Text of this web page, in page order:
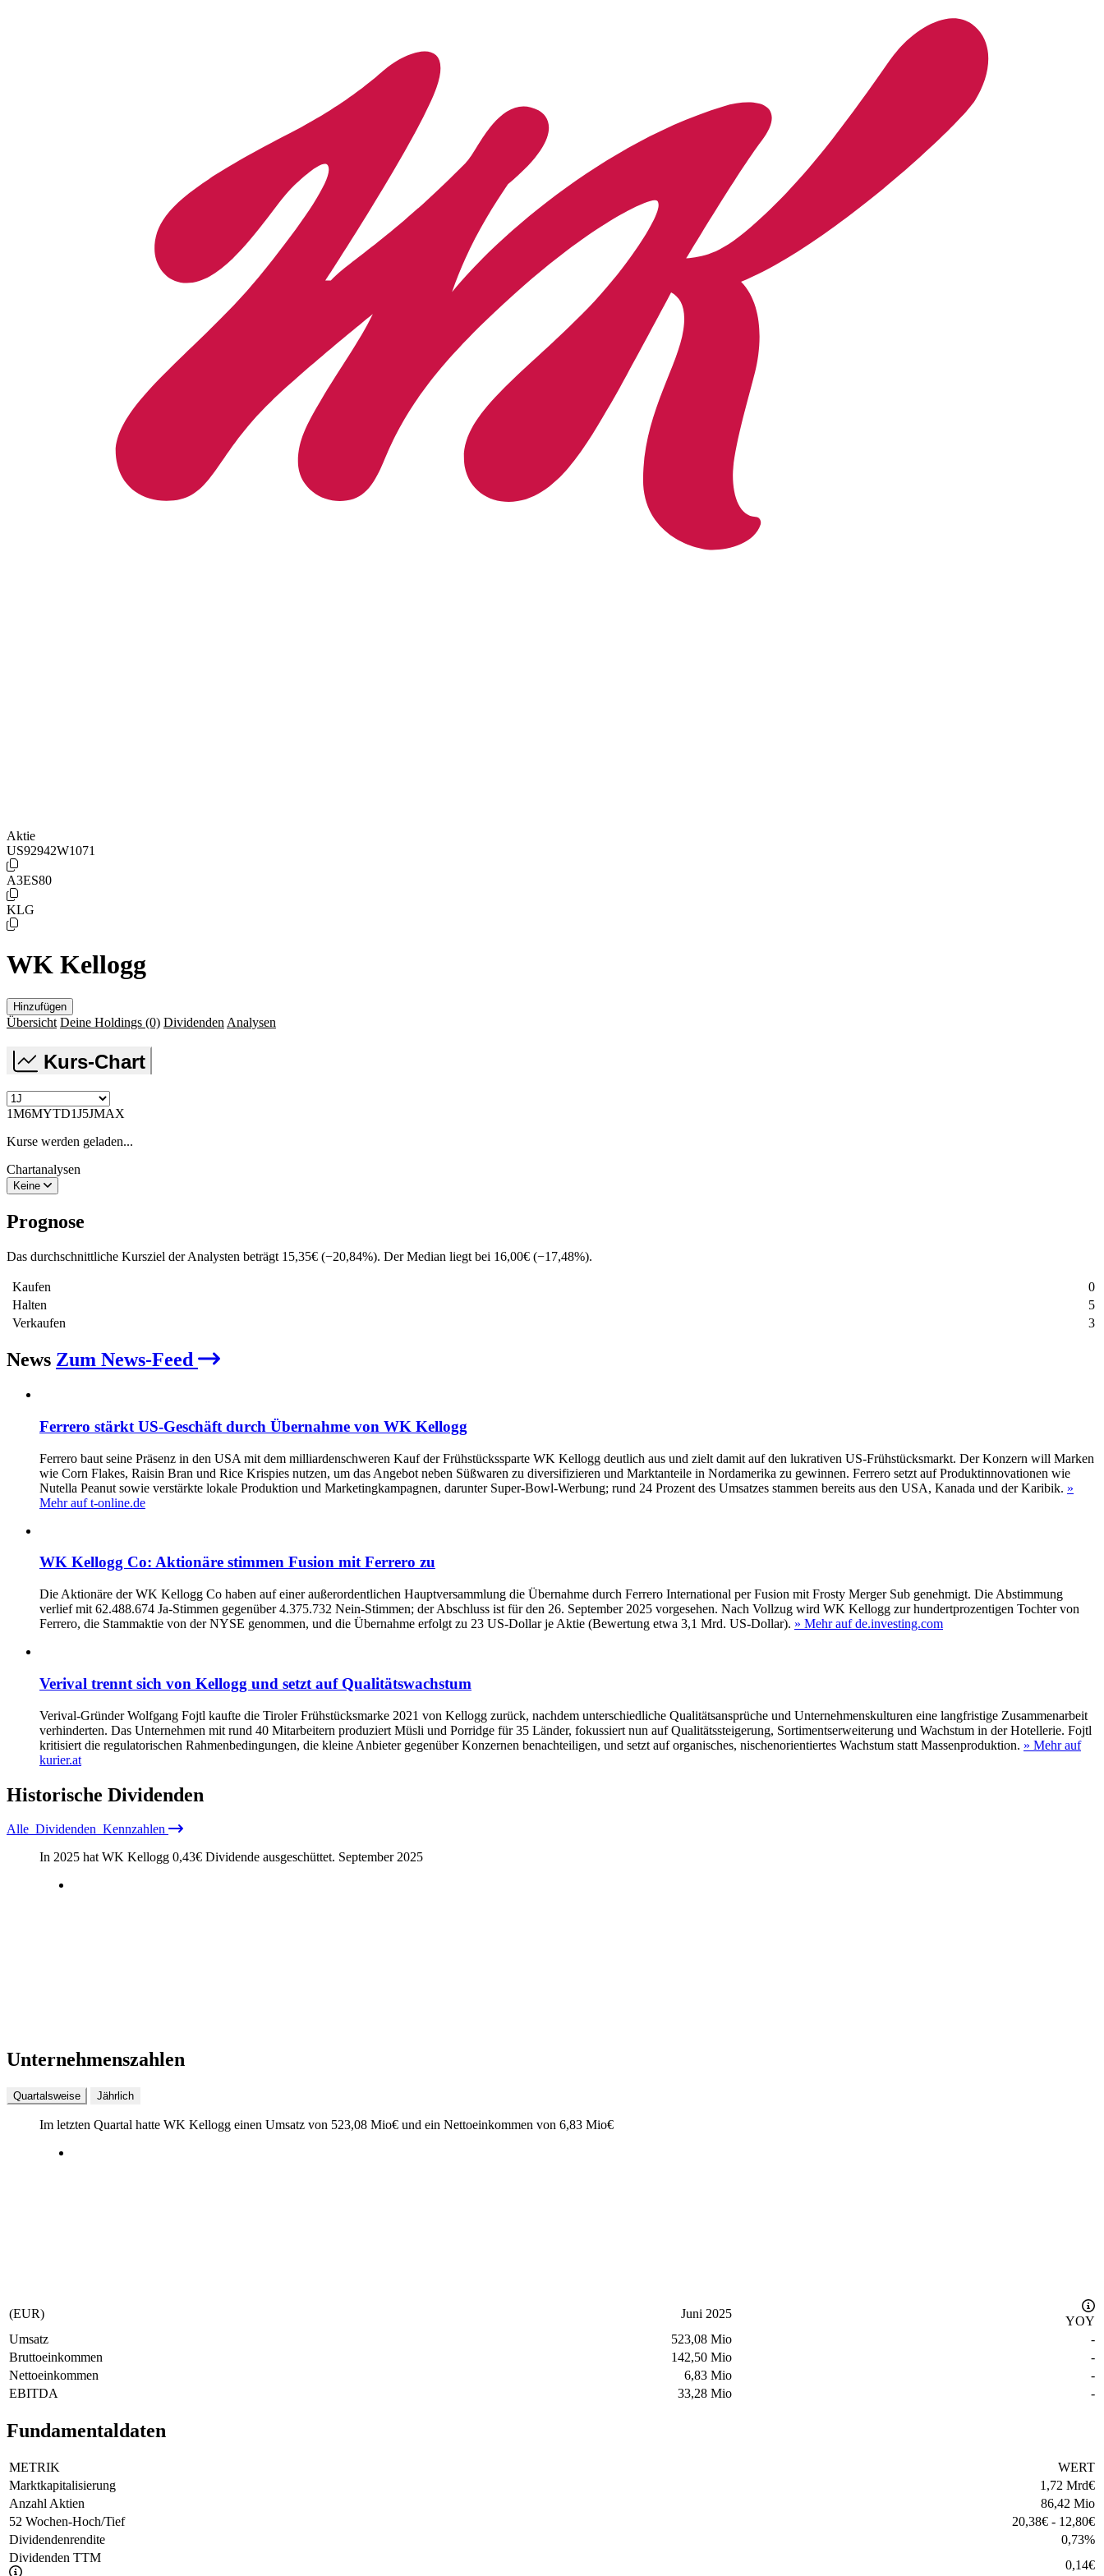
Aktie
US92942W1071
A3ES80
KLG
WK Kellogg
Hinzufügen
Übersicht Deine Holdings (0) Dividenden Analysen
Kurs-Chart
1M6MYTD1J5JMAX
Kurse werden geladen...
Chartanalysen
Keine
Prognose
Das durchschnittliche Kursziel der Analysten beträgt 15,35€ (−20,84%). Der Median liegt bei 16,00€ (−17,48%).
Kaufen
0
Halten
5
Verkaufen
3
News Zum News-Feed
Ferrero stärkt US-Geschäft durch Übernahme von WK Kellogg
Ferrero baut seine Präsenz in den USA mit dem milliardenschweren Kauf der Frühstückssparte WK Kellogg deutlich aus und zielt damit auf den lukrativen US-Frühstücksmarkt. Der Konzern will Marken
wie Corn Flakes, Raisin Bran und Rice Krispies nutzen, um das Angebot neben Süßwaren zu diversifizieren und Marktanteile in Nordamerika zu gewinnen. Ferrero setzt auf Produktinnovationen wie
Nutella Peanut sowie verstärkte lokale Produktion und Marketingkampagnen, darunter Super-Bowl-Werbung; rund 24 Prozent des Umsatzes stammen bereits aus den USA, Kanada und der Karibik. »
Mehr auf t-online.de
WK Kellogg Co: Aktionäre stimmen Fusion mit Ferrero zu
Die Aktionäre der WK Kellogg Co haben auf einer außerordentlichen Hauptversammlung die Übernahme durch Ferrero International per Fusion mit Frosty Merger Sub genehmigt. Die Abstimmung
verlief mit 62.488.674 Ja-Stimmen gegenüber 4.375.732 Nein-Stimmen; der Abschluss ist für den 26. September 2025 vorgesehen. Nach Vollzug wird WK Kellogg zur hundertprozentigen Tochter von
Ferrero, die Stammaktie von der NYSE genommen, und die Übernahme erfolgt zu 23 US-Dollar je Aktie (Bewertung etwa 3,1 Mrd. US-Dollar). » Mehr auf de.investing.com
Verival trennt sich von Kellogg und setzt auf Qualitätswachstum
Verival-Gründer Wolfgang Fojtl kaufte die Tiroler Frühstücksmarke 2021 von Kellogg zurück, nachdem unterschiedliche Qualitätsansprüche und Unternehmenskulturen eine langfristige Zusammenarbeit
verhinderten. Das Unternehmen mit rund 40 Mitarbeitern produziert Müsli und Porridge für 35 Länder, fokussiert nun auf Qualitätssteigerung, Sortimentserweiterung und Wachstum in der Hotellerie. Fojtl
kritisiert die regulatorischen Rahmenbedingungen, die kleine Anbieter gegenüber Konzernen benachteiligen, und setzt auf organisches, nischenorientiertes Wachstum statt Massenproduktion. » Mehr auf
kurier.at
Historische Dividenden
Alle Dividenden Kennzahlen
In 2025 hat WK Kellogg 0,43€ Dividende ausgeschüttet. September 2025
Unternehmenszahlen
Quartalsweise Jährlich
Im letzten Quartal hatte WK Kellogg einen Umsatz von 523,08 Mio€ und ein Nettoeinkommen von 6,83 Mio€
(EUR) Juni 2025
YOY
Umsatz
523,08 Mio
-
Bruttoeinkommen
142,50 Mio
-
Nettoeinkommen
6,83 Mio
-
EBITDA
33,28 Mio -
Fundamentaldaten
METRIK
WERT
Marktkapitalisierung
1,72 Mrd€
Anzahl Aktien
86,42 Mio
52 Wochen-Hoch/Tief
20,38€ - 12,80€
Dividendenrendite
0,73%
Dividenden TTM
0,14€